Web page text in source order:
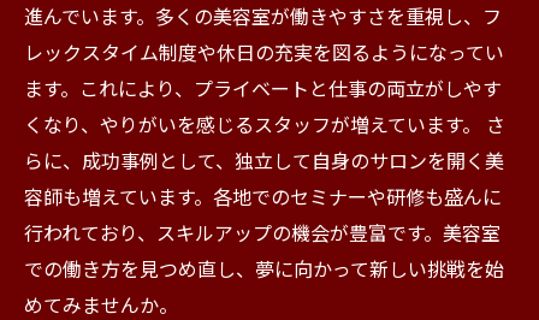
進んでいます。多くの美容室が働きやすさを重視し、フ
レックスタイム制度や休日の充実を図るようになってい
ます。これにより、プライベートと仕事の両立がしやす
くなり、やりがいを感じるスタッフが増えています。 さ
らに、成功事例として、独立して自身のサロンを開く美
容師も増えています。各地でのセミナーや研修も盛んに
行われており、スキルアップの機会が豊富です。美容室
での働き方を見つめ直し、夢に向かって新しい挑戦を始
めてみませんか。